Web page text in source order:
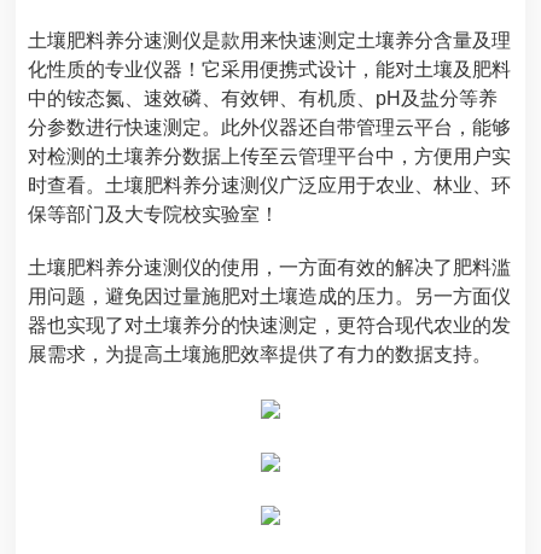
土壤肥料养分速测仪是款用来快速测定土壤养分含量及理
化性质的专业仪器！它采用便携式设计，能对土壤及肥料
中的铵态氮、速效磷、有效钾、有机质、pH及盐分等养
分参数进行快速测定。此外仪器还自带管理云平台，能够
对检测的土壤养分数据上传至云管理平台中，方便用户实
时查看。 土壤肥料养分速测仪广泛应用于农业、林业、环
保等部门及大专院校实验室！
土壤肥料养分速测仪的使用，一方面有效的解决了肥料滥
用问题，避免因过量施肥对土壤造成的压力。另一方面仪
器也实现了对土壤养分的快速测定，更符合现代农业的发
展需求，为提高土壤施肥效率提供了有力的数据支持。